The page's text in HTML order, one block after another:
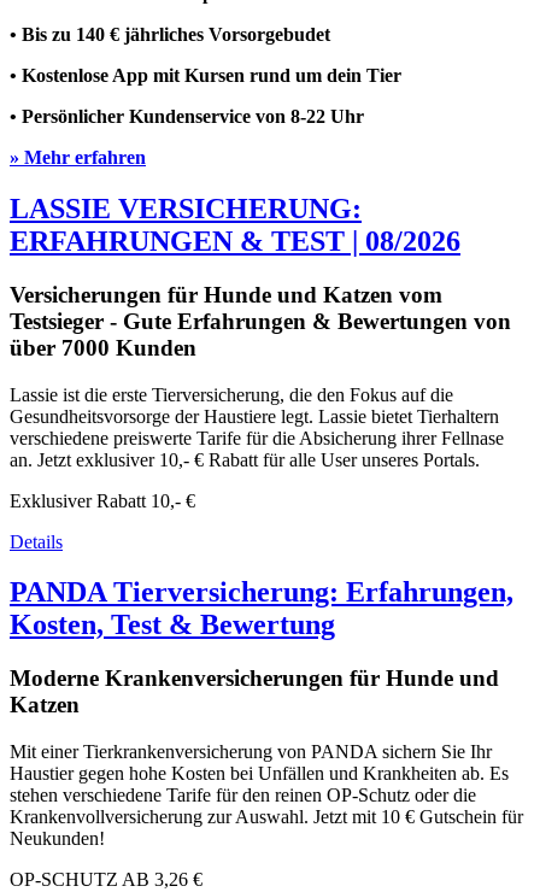
• Bis zu 140 € jährliches Vorsorgebudet
• Kostenlose App mit Kursen rund um dein Tier
• Persönlicher Kundenservice von 8-22 Uhr
» Mehr erfahren
LASSIE VERSICHERUNG:
ERFAHRUNGEN & TEST | 08/2026
Versicherungen für Hunde und Katzen vom
Testsieger - Gute Erfahrungen & Bewertungen von
über 7000 Kunden
Lassie ist die erste Tierversicherung, die den Fokus auf die
Gesundheitsvorsorge der Haustiere legt. Lassie bietet Tierhaltern
verschiedene preiswerte Tarife für die Absicherung ihrer Fellnase
an. Jetzt exklusiver 10,- € Rabatt für alle User unseres Portals.
Exklusiver Rabatt 10,- €
Details
PANDA Tierversicherung: Erfahrungen,
Kosten, Test & Bewertung
Moderne Krankenversicherungen für Hunde und
Katzen
Mit einer Tierkrankenversicherung von PANDA sichern Sie Ihr
Haustier gegen hohe Kosten bei Unfällen und Krankheiten ab. Es
stehen verschiedene Tarife für den reinen OP-Schutz oder die
Krankenvollversicherung zur Auswahl. Jetzt mit 10 € Gutschein für
Neukunden!
OP-SCHUTZ AB 3,26 €